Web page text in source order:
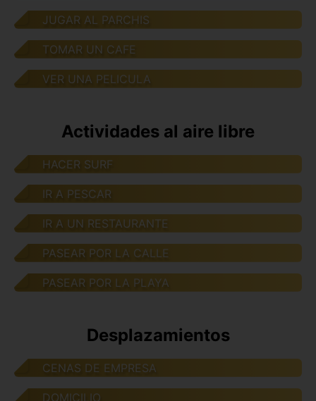
JUGAR AL PARCHIS
TOMAR UN CAFE
VER UNA PELICULA
Actividades al aire libre
HACER SURF
IR A PESCAR
IR A UN RESTAURANTE
PASEAR POR LA CALLE
PASEAR POR LA PLAYA
Desplazamientos
CENAS DE EMPRESA
DOMICILIO